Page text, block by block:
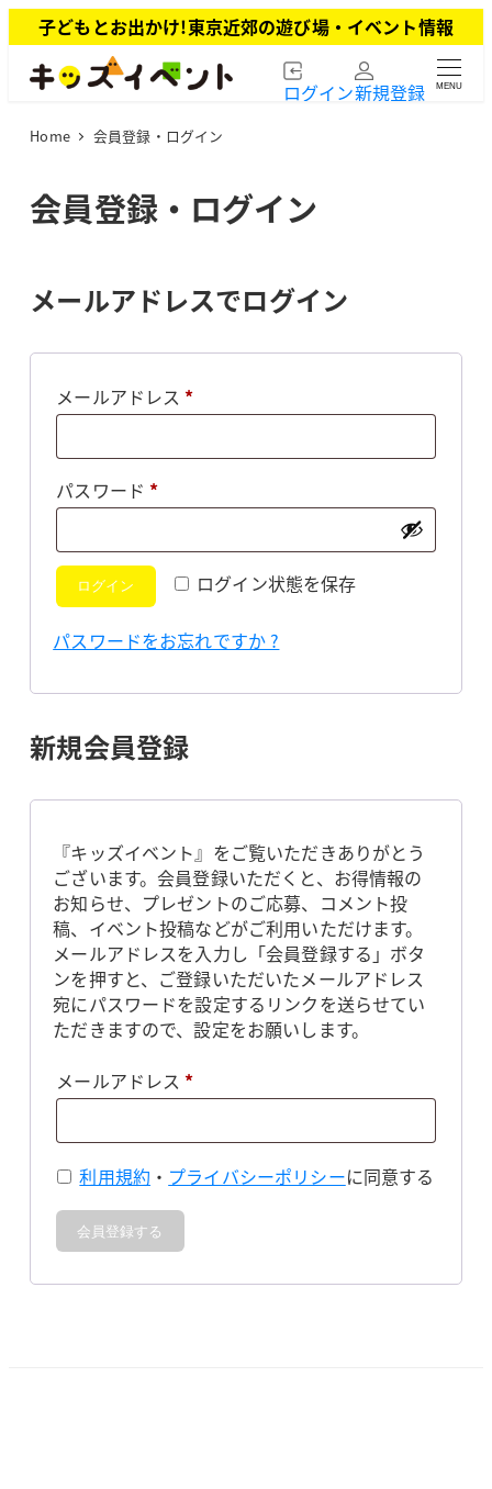
イ
子どもとお出かけ!東京近郊の遊び場・イベント情報
ログイン新規登録 MENU
Home 会員登録・ログイン
会員登録・ログイン
メールアドレスでログイン
メールアドレス *必
パスワード *必
ログイン状態を保存
ログイン
パスワードをお忘れですか ?
新規会員登録
『キッズイベント』をご覧いただきありがとう
ございます。会員登録いただくと、お得情報の
お知らせ、プレゼントのご応募、コメント投
稿、イベント投稿などがご利用いただけます。
メールアドレスを入力し「会員登録する」ボタ
ンを押すと、ご登録いただいたメールアドレス
宛にパスワードを設定するリンクを送らせてい
ただきますので、設定をお願いします。
メールアドレス *必
利用規約 ・ プライバシーポリシーに同意する
会員登録する